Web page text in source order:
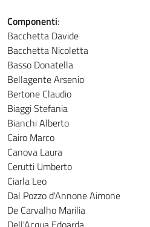
Componenti:
Bacchetta Davide
Bacchetta Nicoletta
Basso Donatella
Bellagente Arsenio
Bertone Claudio
Biaggi Stefania
Bianchi Alberto
Cairo Marco
Canova Laura
Cerutti Umberto
Ciarla Leo
Dal Pozzo d'Annone Aimone
De Carvalho Marilia